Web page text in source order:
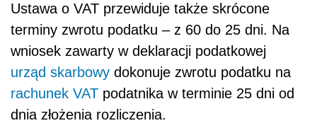
Ustawa o VAT przewiduje także skrócone
terminy zwrotu podatku – z 60 do 25 dni. Na
wniosek zawarty w deklaracji podatkowej
urząd skarbowy dokonuje zwrotu podatku na
rachunek VAT podatnika w terminie 25 dni od
dnia złożenia rozliczenia.